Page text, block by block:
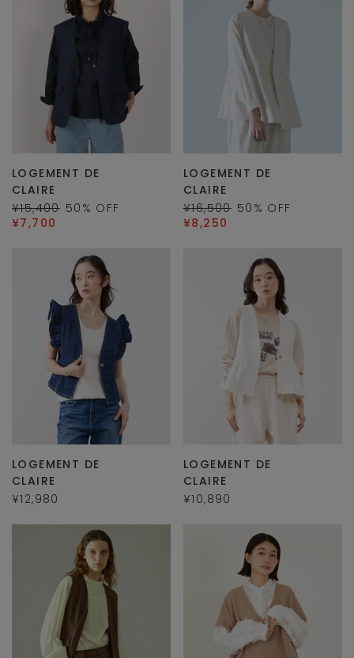
LOGEMENT DE
CLAIRE
¥15,400 50 % OFF
¥7,700
LOGEMENT DE
CLAIRE
¥16,500 50 % OFF
¥8,250
LOGEMENT DE
CLAIRE
¥12,980
LOGEMENT DE
CLAIRE
¥10,890